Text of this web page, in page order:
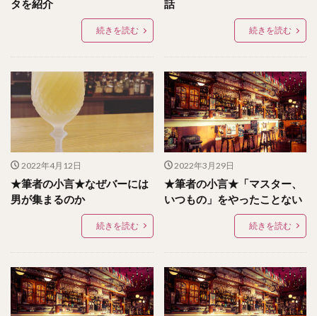
タを紹介
続きを読む
話
続きを読む
2022年4月12日
★筆者の小言★なぜバーには
男が集まるのか
続きを読む
2022年3月29日
★筆者の小言★「マスター、
いつもの」をやったことない
続きを読む